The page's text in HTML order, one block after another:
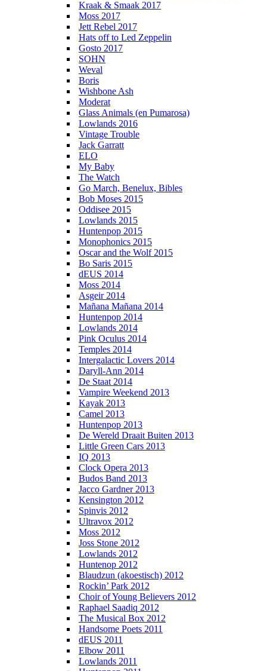
Kraak & Smaak 2017
Moss 2017
Jett Rebel 2017
Hats off to Led Zeppelin
Gosto 2017
SOHN
Weval
Boris
Wishbone Ash
Moderat
Glass Animals (en Pumarosa)
Lowlands 2016
Vintage Trouble
Jack Garratt
ELO
My Baby
The Watch
Go March, Benelux, Bibles
Bob Moses 2015
Oddisee 2015
Lowlands 2015
Huntenpop 2015
Monophonics 2015
Oscar and the Wolf 2015
Bo Saris 2015
dEUS 2014
Moss 2014
Asgeir 2014
Mañana Mañana 2014
Huntenpop 2014
Lowlands 2014
Pink Oculus 2014
Temples 2014
Intergalactic Lovers 2014
Daryll-Ann 2014
De Staat 2014
Vampire Weekend 2013
Kayak 2013
Camel 2013
Huntenpop 2013
De Wereld Draait Buiten 2013
Little Green Cars 2013
IQ 2013
Clock Opera 2013
Budos Band 2013
Jacco Gardner 2013
Kensington 2012
Spinvis 2012
Ultravox 2012
Moss 2012
Joss Stone 2012
Lowlands 2012
Huntenop 2012
Blaudzun (akoestisch) 2012
Rockin’ Park 2012
Choir of Young Believers 2012
Raphael Saadiq 2012
The Musical Box 2012
Handsome Poets 2011
dEUS 2011
Elbow 2011
Lowlands 2011